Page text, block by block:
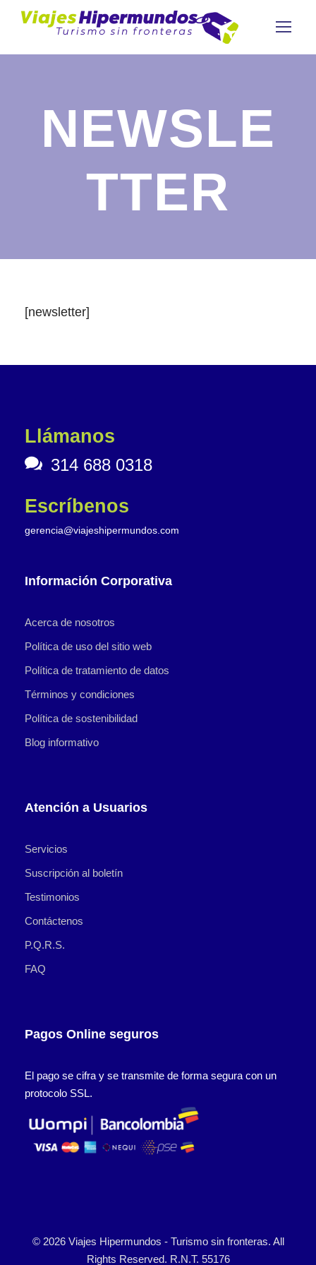
NEWSLE
TTER
[newsletter]
Llámanos
314 688 0318
Escríbenos
gerencia@viajeshipermundos.com
Información Corporativa
Acerca de nosotros
Política de uso del sitio web
Política de tratamiento de datos
Términos y condiciones
Política de sostenibilidad
Blog informativo
Atención a Usuarios
Servicios
Suscripción al boletín
Testimonios
Contáctenos
P.Q.R.S.
FAQ
Pagos Online seguros
El pago se cifra y se transmite de forma segura con un
protocolo SSL.
© 2026 Viajes Hipermundos - Turismo sin fronteras. All
Rights Reserved. R.N.T. 55176